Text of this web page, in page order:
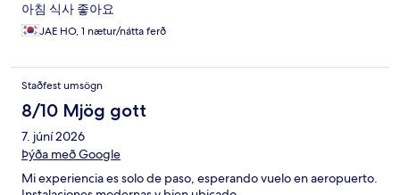
아침 식사 좋아요
JAE HO, 1 nætur/nátta ferð
Staðfest umsögn
8/10 Mjög gott
7. júní 2026
Þýða með Google
Mi experiencia es solo de paso, esperando vuelo en aeropuerto.